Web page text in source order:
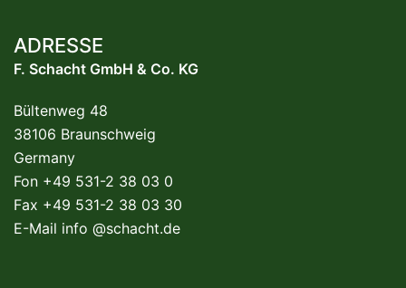
ADRESSE
F. Schacht GmbH & Co. KG
Bültenweg 48
38106 Braunschweig
Germany
Fon +49 531-2 38 03 0
Fax +49 531-2 38 03 30
E-Mail info @schacht.de